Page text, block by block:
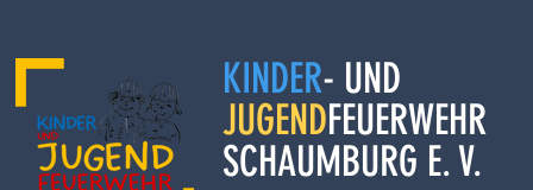
KINDER- UND
JUGENDFEUERWEHR
SCHAUMBURG E. V.